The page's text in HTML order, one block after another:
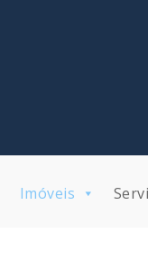
Imóveis